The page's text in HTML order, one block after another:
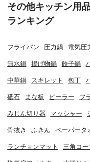
その他キッチン用
ランキング
フライパン 圧力鍋 電気圧
無水鍋 揚げ物鍋 餃子鍋
中華鍋 スキレット 包丁
砥石 まな板 ピーラー フ
みじん切り器 マッシャー
骨抜き ふきん ペーパータ
ランチョンマット 三角コー